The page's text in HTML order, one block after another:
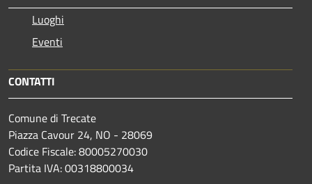
Luoghi
Eventi
CONTATTI
Comune di Trecate
Piazza Cavour 24, NO - 28069
Codice Fiscale: 80005270030
Partita IVA: 00318800034